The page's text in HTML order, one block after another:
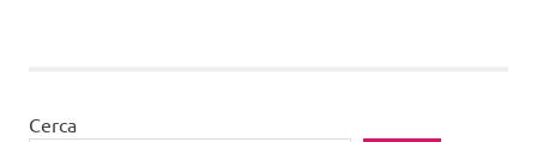
Cerca